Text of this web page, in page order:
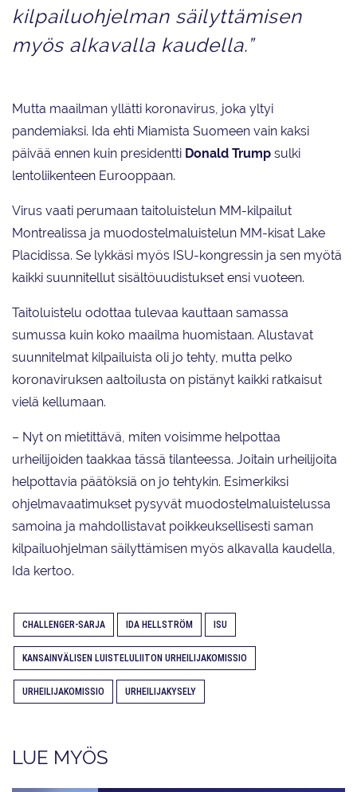
kilpailuohjelman säilyttämisen
myös alkavalla kaudella.”
Mutta maailman yllätti koronavirus, joka yltyi
pandemiaksi. Ida ehti Miamista Suomeen vain kaksi
päivää ennen kuin presidentti Donald Trump sulki
lentoliikenteen Eurooppaan.
Virus vaati perumaan taitoluistelun MM-kilpailut
Montrealissa ja muodostelmaluistelun MM-kisat Lake
Placidissa. Se lykkäsi myös ISU-kongressin ja sen myötä
kaikki suunnitellut sisältöuudistukset ensi vuoteen.
Taitoluistelu odottaa tulevaa kauttaan samassa
sumussa kuin koko maailma huomistaan. Alustavat
suunnitelmat kilpailuista oli jo tehty, mutta pelko
koronaviruksen aaltoilusta on pistänyt kaikki ratkaisut
vielä kellumaan.
– Nyt on mietittävä, miten voisimme helpottaa
urheilijoiden taakkaa tässä tilanteessa. Joitain urheilijoita
helpottavia päätöksiä on jo tehtykin. Esimerkiksi
ohjelmavaatimukset pysyvät muodostelmaluistelussa
samoina ja mahdollistavat poikkeuksellisesti saman
kilpailuohjelman säilyttämisen myös alkavalla kaudella,
Ida kertoo.
CHALLENGER-SARJA IDA HELLSTRÖM ISU
KANSAINVÄLISEN LUISTELULIITON URHEILIJAKOMISSIO
URHEILIJAKOMISSIO URHEILIJAKYSELY
LUE MYÖS